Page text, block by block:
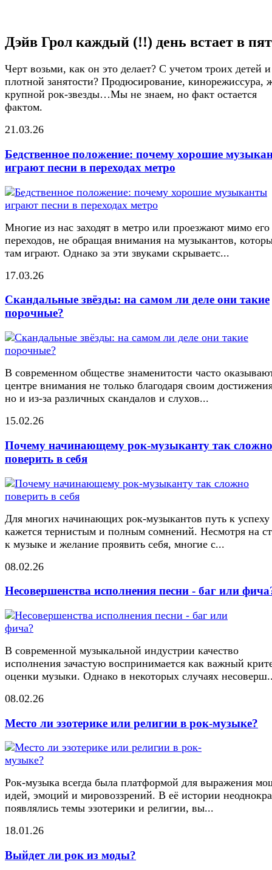
Дэйв Грол каждый (!!) день встает в
Черт возьми, как он это делает? С учетом троих детей и
плотной занятости? Продюсирование, кинорежиссура,
крупной рок-звезды…Мы не знаем, но факт остается
фактом.
21.03.26
Бедственное положение: почему хорошие
играют песни в переходах метро
Многие из нас заходят в метро или проезжают мимо его
переходов, не обращая внимания на музыкантов,
там играют. Однако за эти звуками скрываетс...
17.03.26
Скандальные звёзды: на самом ли деле они такие
порочные?
В современном обществе знаменитости часто
центре внимания не только благодаря своим
но и из-за различных скандалов и слухов...
15.02.26
Почему начинающему рок-музыканту так сложно
поверить в себя
Для многих начинающих рок-музыкантов путь к успеху
кажется тернистым и полным сомнений. Несмотря на
к музыке и желание проявить себя, многие с...
08.02.26
Несовершенства исполнения песни - баг или
В современной музыкальной индустрии качество
исполнения зачастую воспринимается как важный
оценки музыки. Однако в некоторых случаях
08.02.26
Место ли эзотерике или религии в рок-музыке?
Рок-музыка всегда была платформой для выражения
идей, эмоций и мировоззрений. В её истории
появлялись темы эзотерики и религии, вы...
18.01.26
Выйдет ли рок из моды?